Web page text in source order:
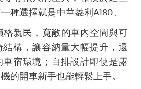
種選擇就是中華菱利A180。
格親民，寬敞的車內空間與可
結構，讓容納量大幅提升，還
宿環境；自排設計即使是露
的開車新手也能輕鬆上手。